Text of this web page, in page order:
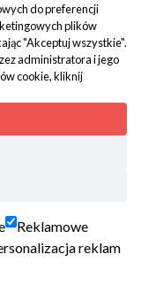
energii.
jakby już się
bo działa na
utrzymywać
Wzmacniają
do preferencji
plików
"Akceptuj wszystkie".
administratora i jego
cookie, kliknij
preferencji plików
stopce strony pod
informacji o
się wpolityce
Reklamowe
reklam